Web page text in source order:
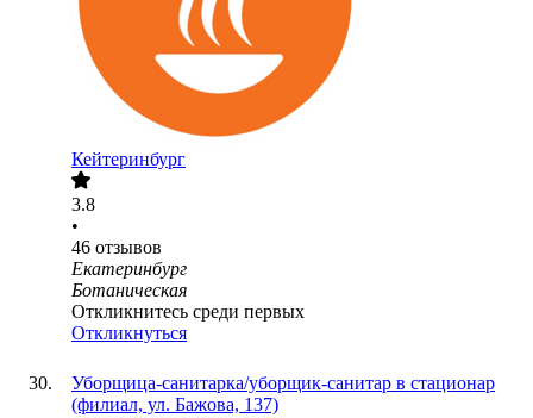
Кейтеринбург
3.8
•
46 отзывов
Екатеринбург
Ботаническая
Откликнитесь среди первых
Откликнуться
Уборщица-санитарка/уборщик-санитар в стационар
(филиал, ул. Бажова, 137)